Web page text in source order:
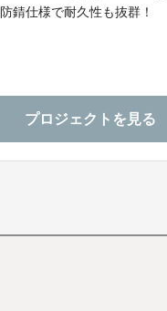
錆仕様で耐久性も抜群！
プロジェクトを見る